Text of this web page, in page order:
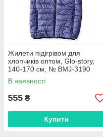
Жилети підігрівом для
хлопчиків оптом, Glo-story,
140-170 см, № BMJ-3190
В наявності
555 ₴
Купити